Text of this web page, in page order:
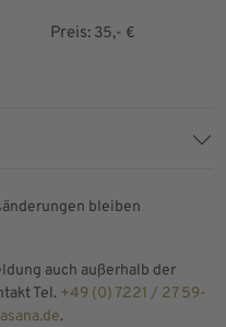
Preis: 35,- €
bleiben
auch außerhalb der
Tel. +49 (0) 7221 / 27 59-
.